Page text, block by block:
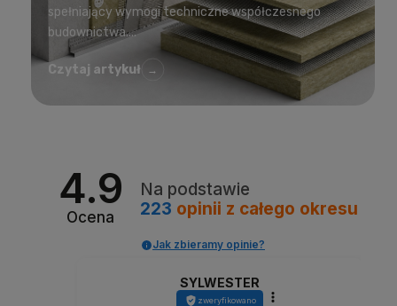
spełniający wymogi techniczne współczesnego
budownictwa....
Czytaj artykuł →
4.9
Ocena
Na podstawie
223 opinii z całego okresu
Jak zbieramy opinie?
SYLWESTER
zweryfikowano